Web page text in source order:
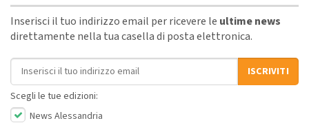
Inserisci il tuo indirizzo email per ricevere le ultime news
direttamente nella tua casella di posta elettronica.
Indirizzo email
ISCRIVITI
Scegli le tue edizioni:
News Alessandria